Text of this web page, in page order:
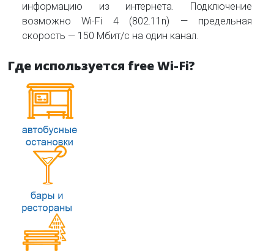
информацию из интернета. Подключение
возможно Wi-Fi 4 (802.11n) — предельная
скорость — 150 Мбит/с на один канал.
Где используется free Wi-Fi?